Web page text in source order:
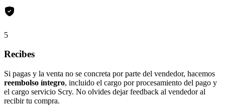
5
Recibes
Si pagas y la venta no se concreta por parte del vendedor, hacemos
reembolso íntegro, incluido el cargo por procesamiento del pago y
el cargo servicio Scry. No olvides dejar feedback al vendedor al
recibir tu compra.